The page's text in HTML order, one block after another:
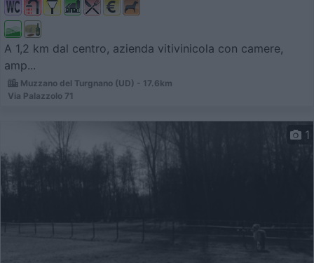
A 1,2 km dal centro, azienda vitivinicola con camere,
amp...
Muzzano del Turgnano (UD) - 17.6km
Via Palazzolo 71
1